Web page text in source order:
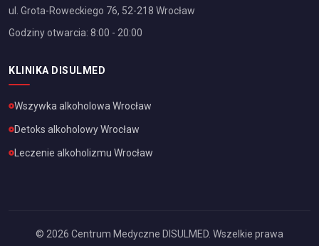
ul. Grota-Roweckiego 76, 52-218 Wrocław
Godziny otwarcia: 8:00 - 20:00
KLINIKA DISULMED
Wszywka alkoholowa Wrocław
Detoks alkoholowyWrocław
Leczenie alkoholizmu Wrocław
© 2026 Centrum Medyczne DISULMED. Wszelkie prawa